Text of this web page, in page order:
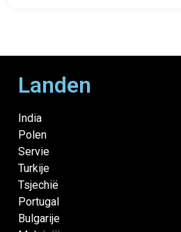
Landen
India
Polen
Servie
Turkije
Tsjechië
Portugal
Bulgarije